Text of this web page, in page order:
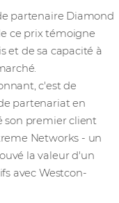
partenaire Diamond
ce prix témoigne
et de sa capacité à
c'est de
partenariat en
son premier client
Networks - un
la valeur d'un
avec Westcon-